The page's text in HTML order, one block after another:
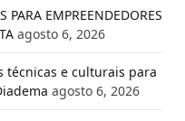
PARA EMPREENDEDORES
agosto 6, 2026
técnicas e culturais para
agosto 6, 2026